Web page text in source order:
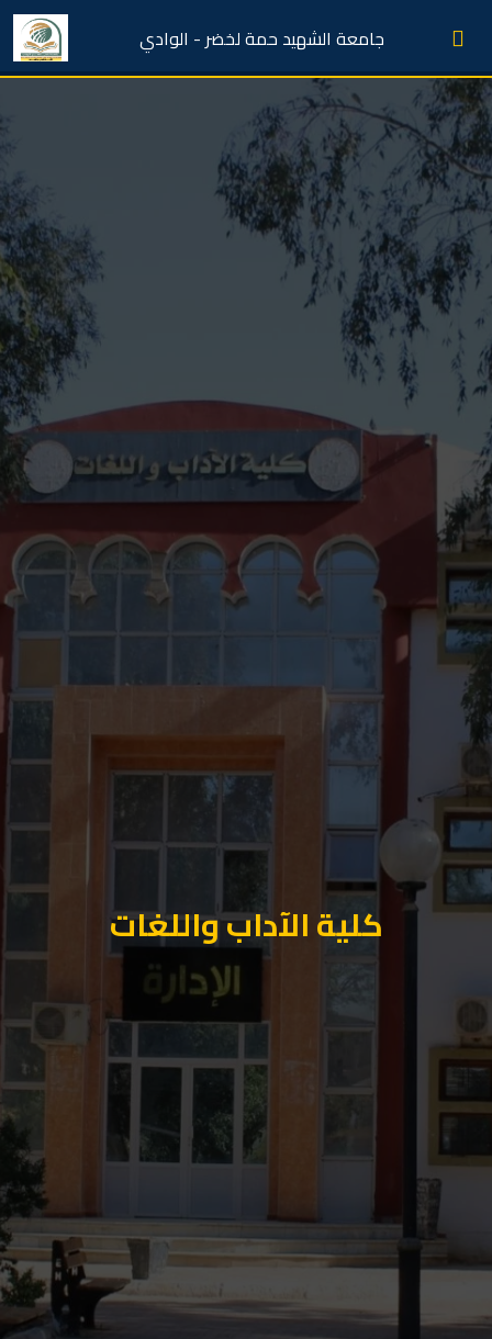
جامعة الشهيد حمة لخضر - الوادي
كلية الآداب واللغات